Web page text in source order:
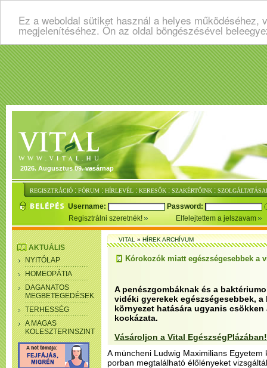
Ez a weboldal sütiket használ a helyes
megjelenítéséhez. Ön az oldal böngészésével
2026. Augusztus 09. vasárnap
REGISZTRÁCIÓ : FÓRUM : HÍRLEVÉL : KERESŐK : SZAKÉRTŐINK :
Username:
Password:
Regisztrálni szeretnék!
Elfelejtettem a jelszavam
AKTUÁLIS
NYITÓLAP
HOMEOPÁTIA
DAGANATOS
MEGBETEGEDÉSEK
TERHESSÉG
A MAGAS
KOLESZTERINSZINT
VITAL»HÍREK ARCHÍVUM
Kórokozók miatt egészségesebbek a
A penészgombáknak és a
vidéki gyerekek egészségesebbek,
környezet hatására ugyanis csökken
kockázata.
Vásároljon a Vital EgészségPlázában!
A müncheni Ludwig Maximilians
porban megtalálható élőlényeket